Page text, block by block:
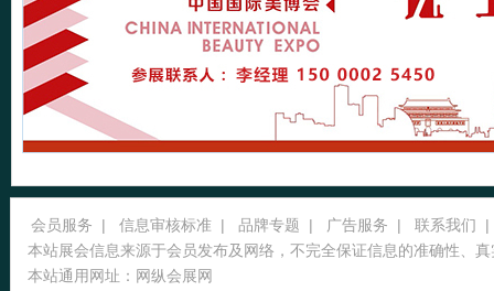
会员服务 | 信息审核标准 | 品牌专题 | 广告服务 | 联系我们
|
本站展会信息来源于会员发布及网络，不完全保证信息的准确性、
本站通用网址： 网纵会展网